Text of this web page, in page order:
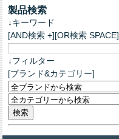
製品検索
↓キーワード
[AND検索 +][OR検索 SPACE]
↓フィルター
[ブランド&カテゴリー]